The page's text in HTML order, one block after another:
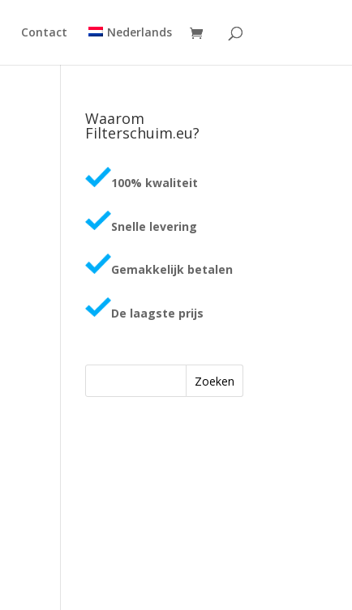
Contact Nederlands
Waarom
Filterschuim.eu?
100% kwaliteit
Snelle levering
Gemakkelijk betalen
De laagste prijs
Zoeken